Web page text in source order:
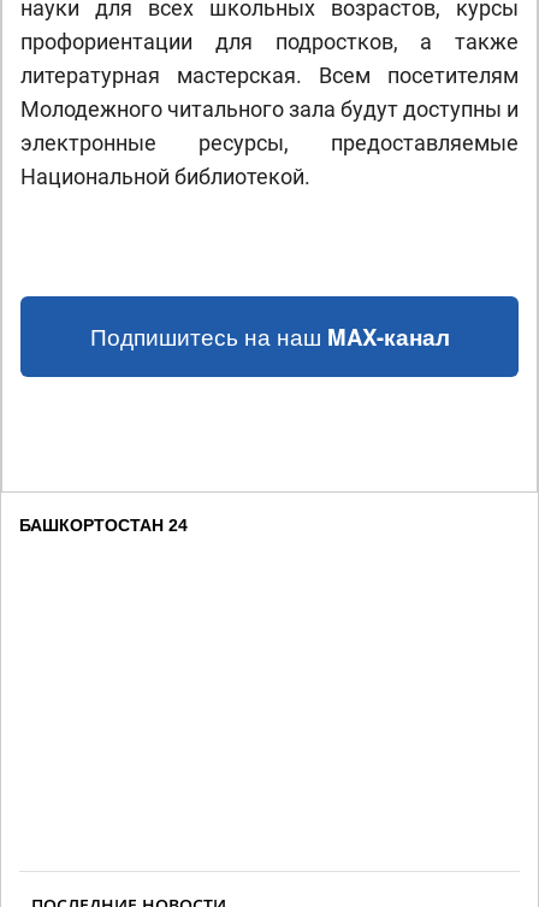
науки для всех школьных возрастов, курсы
профориентации для подростков, а также
литературная мастерская. Всем посетителям
Молодежного читального зала будут доступны и
электронные ресурсы, предоставляемые
Национальной библиотекой.
Подпишитесь на наш MAX-канал
БАШКОРТОСТАН 24